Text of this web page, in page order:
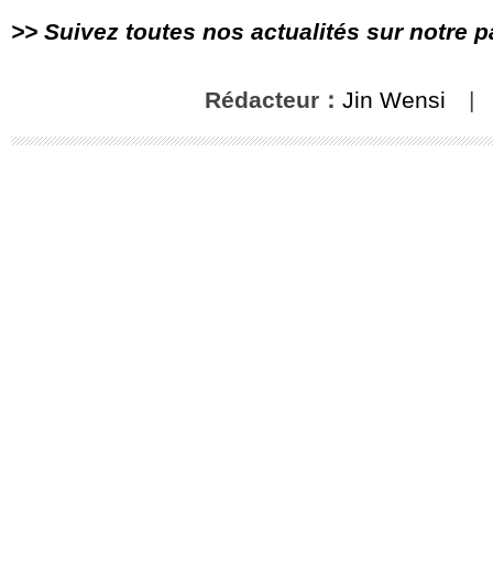
>> Suivez toutes nos actualités sur notre
Rédacteur： Jin Wensi